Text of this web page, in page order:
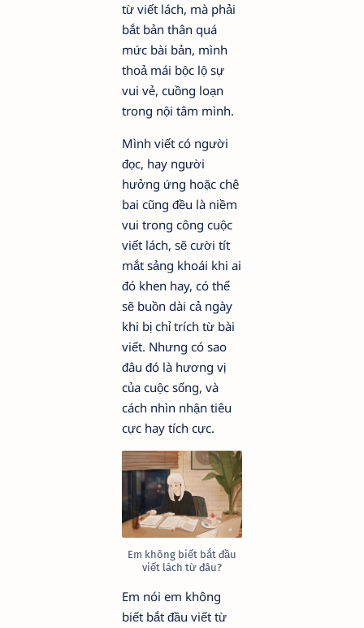
từ viết lách, mà phải
bắt bản thân quá
mức bài bản, mình
thoả mái bộc lộ sự
vui vẻ, cuồng loạn
trong nội tâm mình.
Mình viết có người
đọc, hay người
hưởng ứng hoặc chê
bai cũng đều là niềm
vui trong công cuộc
viết lách, sẽ cười tít
mắt sảng khoái khi ai
đó khen hay, có thể
sẽ buồn dài cả ngày
khi bị chỉ trích từ bài
viết. Nhưng có sao
đâu đó là hương vị
của cuộc sống, và
cách nhìn nhận tiêu
cực hay tích cực.
Em không biết bắt đầu
viết lách từ đâu?
Em nói em không
biết bắt đầu viết từ